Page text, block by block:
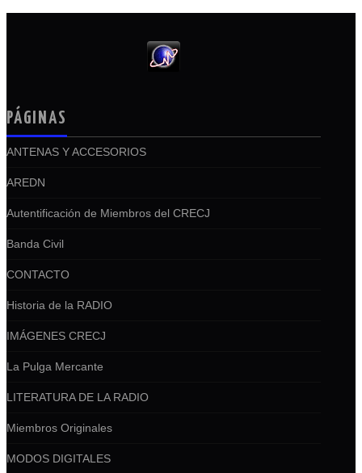
PÁGINAS
ANTENAS Y ACCESORIOS
AREDN
Autentificación de Miembros del CRECJ
Banda Civil
CONTACTO
Historia de la RADIO
IMÁGENES CRECJ
La Pulga Mercante
LITERATURA DE LA RADIO
Miembros Originales
MODOS DIGITALES